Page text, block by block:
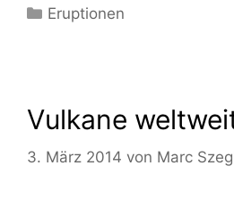
Kategorien
Eruptionen
Vulkane
3. März 2014 von Marc